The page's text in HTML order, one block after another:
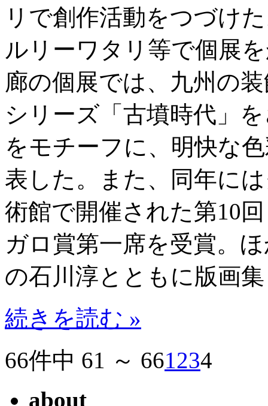
リで創作活動をつづけ
ルリーワタリ等で個展
廊の個展では、九州の
シリーズ「古墳時代」
をモチーフに、明快な
表した。また、同年に
術館で開催された第10
ガロ賞第一席を受賞。
の石川淳とともに版画
続きを読む »
66件中 61 ～ 661 234
about